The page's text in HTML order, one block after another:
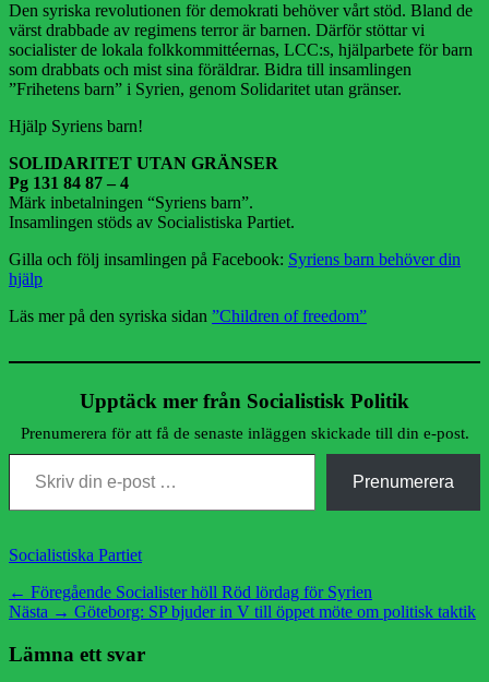
Den syriska revolutionen för demokrati behöver vårt stöd. Bland de
värst drabbade av regimens terror är barnen. Därför stöttar vi
socialister de lokala folkkommittéernas, LCC:s, hjälparbete för barn
som drabbats och mist sina föräldrar. Bidra till insamlingen
”Frihetens barn” i Syrien, genom Solidaritet utan gränser.
Hjälp Syriens barn!
SOLIDARITET UTAN GRÄNSER
Pg 131 84 87 – 4
Märk inbetalningen “Syriens barn”.
Insamlingen stöds av Socialistiska Partiet.
Gilla och följ insamlingen på Facebook: Syriens barn behöver din
hjälp
Läs mer på den syriska sidan ”Children of freedom”
Upptäck mer från Socialistisk Politik
Prenumerera för att få de senaste inläggen skickade till din e-post.
Skriv din e-post …
Prenumerera
Kategorier
Socialistiska Partiet
Inläggsnavigering
← Föregående Föregående
inlägg:
Socialister höll Röd lördag för Syrien
Nästa → Nästa
Göteborg: SP bjuder in V till öppet möte om politisk taktik
Lämna ett svar